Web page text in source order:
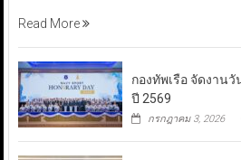
Read More
กองทัพเรือ จัดงาน
ปี 2569
กรกฎาคม 3, 2026